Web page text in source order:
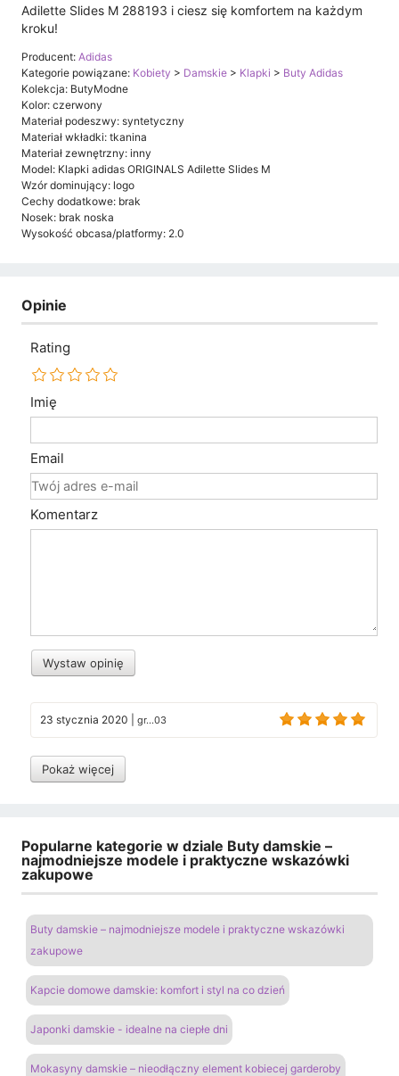
Adilette Slides M 288193 i ciesz się komfortem na każdym
kroku!
Producent: Adidas
Kategorie powiązane: Kobiety > Damskie > Klapki > Buty Adidas
Kolekcja: ButyModne
Kolor: czerwony
Materiał podeszwy: syntetyczny
Materiał wkładki: tkanina
Materiał zewnętrzny: inny
Model: Klapki adidas ORIGINALS Adilette Slides M
Wzór dominujący: logo
Cechy dodatkowe: brak
Nosek: brak noska
Wysokość obcasa/platformy: 2.0
Opinie
Rating
Imię
Email
Komentarz
Wystaw opinię
23 stycznia 2020 gr...03
Pokaż więcej
Popularne kategorie w dziale Buty damskie –
najmodniejsze modele i praktyczne wskazówki
zakupowe
Buty damskie – najmodniejsze modele i praktyczne wskazówki
zakupowe
Kapcie domowe damskie: komfort i styl na co dzień
Japonki damskie - idealne na ciepłe dni
Mokasyny damskie – nieodłączny element kobiecej garderoby